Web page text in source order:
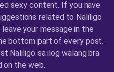
sexy content. If you have
related to Naliligo
your message in the
bottom part of every post.
Naliligo sa ilog walang bra
on the web.